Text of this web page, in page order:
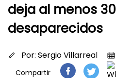
deja al menos 30
desaparecidos
Por: Sergio Villarreal
Compartir